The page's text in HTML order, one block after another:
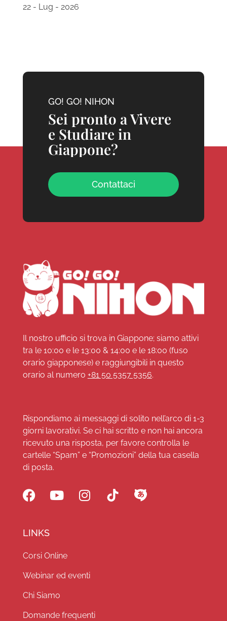
22 - Lug - 2026
GO! GO! NIHON
Sei pronto a Vivere
e Studiare in
Giappone?
Contattaci
Il nostro ufficio si trova in Giappone; siamo attivi
tra le 10:00 e le 13:00 & 14:00 e le 18:00 (fuso
orario giapponese) e raggiungibili in questo
orario al numero +81 50 5357 5356.
Rispondiamo ai messaggi di solito nell’arco di 1-3
giorni lavorativi. Se ci hai scritto e non hai ancora
ricevuto una risposta, per favore controlla le
cartelle “Spam” e “Promozioni” della tua casella
di posta.
LINKS
Corsi Online
Webinar ed eventi
Chi Siamo
Domande frequenti